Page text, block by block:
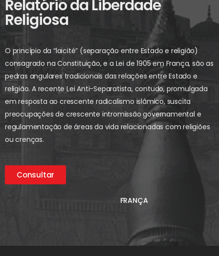
Relatório da Liberdade
Religiosa
O princípio da “laïcité” (separação entre Estado e religião)
consagrado na Constituição, e a Lei de 1905 em França, são as
pedras angulares tradicionais das relações entre Estado e
religião. A recente Lei Anti-Separatista, contudo, promulgada
em resposta ao crescente radicalismo islâmico, suscita
preocupações de crescente intromissão governamental e
regulamentação de áreas da vida relacionadas com religiões
ou crenças.
Consultar
FRANÇA